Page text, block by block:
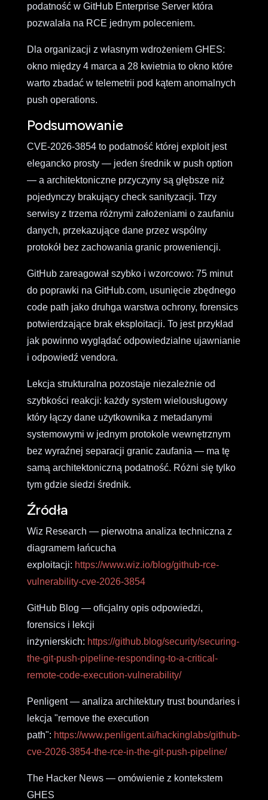
podatność w GitHub Enterprise Server która
pozwalała na RCE jednym poleceniem.
Dla organizacji z własnym wdrożeniem GHES:
okno między 4 marca a 28 kwietnia to okno które
warto zbadać w telemetrii pod kątem anomalnych
push operations.
Podsumowanie
CVE-2026-3854 to podatność której exploit jest
elegancko prosty — jeden średnik w push option
— a architektoniczne przyczyny są głębsze niż
pojedynczy brakujący check sanityzacji. Trzy
serwisy z trzema różnymi założeniami o zaufaniu
danych, przekazujące dane przez wspólny
protokół bez zachowania granic proweniencji.
GitHub zareagował szybko i wzorcowo: 75 minut
do poprawki na GitHub.com, usunięcie zbędnego
code path jako druhga warstwa ochrony, forensics
potwierdzające brak eksploitacji. To jest przykład
jak powinno wyglądać odpowiedzialne ujawnianie
i odpowiedź vendora.
Lekcja strukturalna pozostaje niezależnie od
szybkości reakcji: każdy system wielousługowy
który łączy dane użytkownika z metadanymi
systemowymi w jednym protokole wewnętrznym
bez wyraźnej separacji granic zaufania — ma tę
samą architektoniczną podatność. Różni się tylko
tym gdzie siedzi średnik.
Źródła
Wiz Research — pierwotna analiza techniczna z
diagramem łańcucha
exploitacji: https://www.wiz.io/blog/github-rce-
vulnerability-cve-2026-3854
GitHub Blog — oficjalny opis odpowiedzi,
forensics i lekcji
inżynierskich: https://github.blog/security/securing-
the-git-push-pipeline-responding-to-a-critical-
remote-code-execution-vulnerability/
Penligent — analiza architektury trust boundaries i
lekcja "remove the execution
path": https://www.penligent.ai/hackinglabs/github-
cve-2026-3854-the-rce-in-the-git-push-pipeline/
The Hacker News — omówienie z kontekstem
GHES